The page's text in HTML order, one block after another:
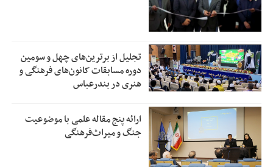
تجلیل از بر‌ترین‌های چهل و سومین
دوره مسابقات کانون‌های فرهنگی و
هنری در بندرعباس
ارائه پنج مقاله علمی با موضوعیت
جنگ و میراث‌فرهنگی